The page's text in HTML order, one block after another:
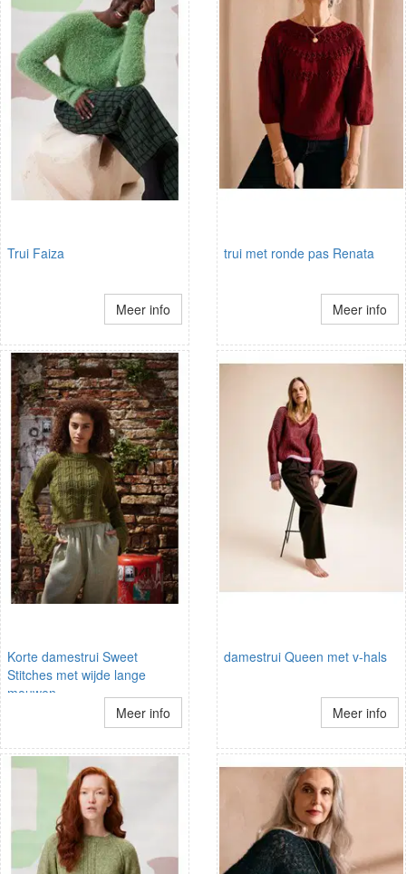
Trui Faiza
Meer info
trui met ronde pas Renata
Meer info
Korte damestrui Sweet
Stitches met wijde lange
mouwen
Meer info
damestrui Queen met v-hals
Meer info